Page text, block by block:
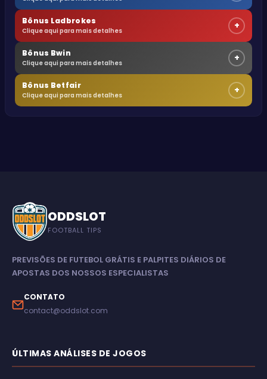
Bônus Ladbrokes
Clique aqui para mais detalhes +
Bônus Bwin
Clique aqui para mais detalhes +
Bônus Betfair
Clique aqui para mais detalhes +
ODDSLOT
FOOTBALL TIPS
PREVISÕES DE FUTEBOL GRÁTIS E PALPITES DIÁRIOS DE
APOSTAS DOS NOSSOS ESPECIALISTAS
CONTATO
contact@oddslot.com
ÚLTIMAS ANÁLISES DE JOGOS